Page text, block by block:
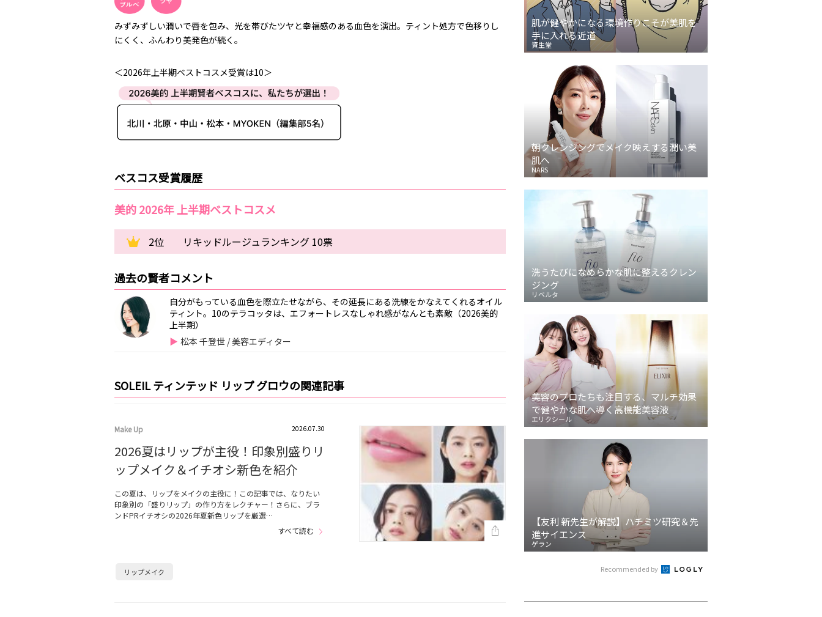
みずみずしい潤いで唇を包み、光を帯びたツヤと幸福感のある血色を演出。ティント処方で色移りし
にくく、ふんわり美発色が続く。
＜2026年上半期ベストコスメ受賞は10＞
ベスコス受賞履歴
美的 2026年 上半期ベストコスメ
2位 リキッドルージュランキング 10票
過去の賢者コメント
自分がもっている血色を際立たせながら、その延長にある洗練をかなえてくれるオイル
ティント。10のテラコッタは、エフォートレスなしゃれ感がなんとも素敵（2026美的
上半期）
松本 千登世 / 美容エディター
SOLEIL ティンテッド リップ グロウの関連記事
Make Up 2026.07.30
2026夏はリップが主役！印象別盛りリ
ップメイク＆イチオシ新色を紹介
この夏は、リップをメイクの主役に！この記事では、なりたい
印象別の「盛りリップ」の作り方をレクチャー！さらに、ブラ
ンドPRイチオシの2026年夏新色リップを厳選…
すべて読む
リップメイク
肌が健やかになる環境作りこそが美肌を
手に入れる近道
資生堂
朝クレンジングでメイク映えする潤い美
肌へ
NARS
洗うたびになめらかな肌に整えるクレン
ジング
リベルタ
美容のプロたちも注目する、マルチ効果
で健やかな肌へ導く高機能美容液
エリクシール
【友利 新先生が解説】ハチミツ研究＆先
進サイエンス
ゲラン
Recommended by